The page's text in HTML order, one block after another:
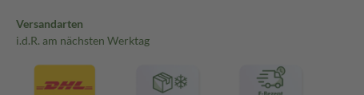
Versandarten
i.d.R. am nächsten Werktag